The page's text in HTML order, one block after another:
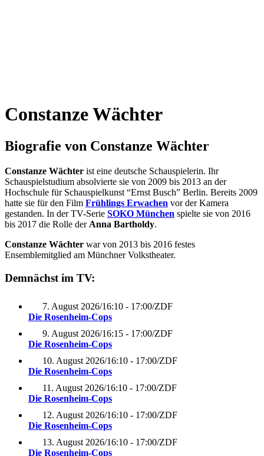
Constanze Wächter
Biografie von Constanze Wächter
Constanze Wächter ist eine deutsche Schauspielerin. Ihr
Schauspielstudium absolvierte sie von 2009 bis 2013 an der
Hochschule für Schauspielkunst “Ernst Busch” Berlin. Bereits 2009
hatte sie für den Film Frühlings Erwachen vor der Kamera
gestanden. In der TV-Serie SOKO München spielte sie von 2016
bis 2017 die Rolle der Anna Bartholdy.
Constanze Wächter war von 2013 bis 2016 festes
Ensemblemitglied am Münchner Volkstheater.
Demnächst im TV:
7. August 2026/16:10 - 17:00/ZDF
Die Rosenheim-Cops
9. August 2026/16:15 - 17:00/ZDF
Die Rosenheim-Cops
10. August 2026/16:10 - 17:00/ZDF
Die Rosenheim-Cops
11. August 2026/16:10 - 17:00/ZDF
Die Rosenheim-Cops
12. August 2026/16:10 - 17:00/ZDF
Die Rosenheim-Cops
13. August 2026/16:10 - 17:00/ZDF
Die Rosenheim-Cops